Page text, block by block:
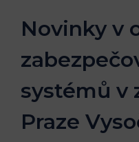
Novinky v
systémů v
Praze